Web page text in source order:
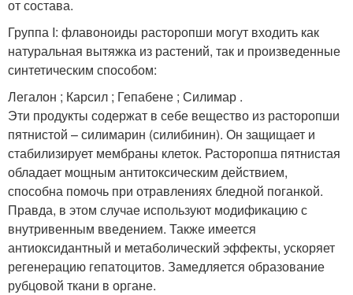
от состава.
Группа I: флавоноиды расторопши могут входить как
натуральная вытяжка из растений, так и произведенные
синтетическим способом:
Легалон ; Карсил ; Гепабене ; Силимар .
Эти продукты содержат в себе вещество из расторопши
пятнистой – силимарин (силибинин). Он защищает и
стабилизирует мембраны клеток. Расторопша пятнистая
обладает мощным антитоксическим действием,
способна помочь при отравлениях бледной поганкой.
Правда, в этом случае используют модификацию с
внутривенным введением. Также имеется
антиоксидантный и метаболический эффекты, ускоряет
регенерацию гепатоцитов. Замедляется образование
рубцовой ткани в органе.